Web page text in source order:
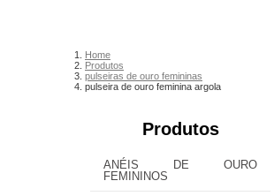
Home
Produtos
pulseiras de ouro femininas
pulseira de ouro feminina argola
Produtos
ANÉIS DE OURO
FEMININOS